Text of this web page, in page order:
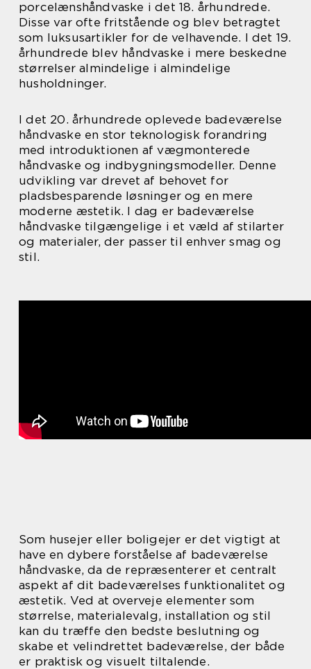
porcelænshåndvaske i det 18. århundrede.
Disse var ofte fritstående og blev betragtet
som luksusartikler for de velhavende. I det 19.
århundrede blev håndvaske i mere beskedne
størrelser almindelige i almindelige
husholdninger.
I det 20. århundrede oplevede badeværelse
håndvaske en stor teknologisk forandring
med introduktionen af vægmonterede
håndvaske og indbygningsmodeller. Denne
udvikling var drevet af behovet for
pladsbesparende løsninger og en mere
moderne æstetik. I dag er badeværelse
håndvaske tilgængelige i et væld af stilarter
og materialer, der passer til enhver smag og
stil.
Som husejer eller boligejer er det vigtigt at
have en dybere forståelse af badeværelse
håndvaske, da de repræsenterer et centralt
aspekt af dit badeværelses funktionalitet og
æstetik. Ved at overveje elementer som
størrelse, materialevalg, installation og stil
kan du træffe den bedste beslutning og
skabe et velindrettet badeværelse, der både
er praktisk og visuelt tiltalende.